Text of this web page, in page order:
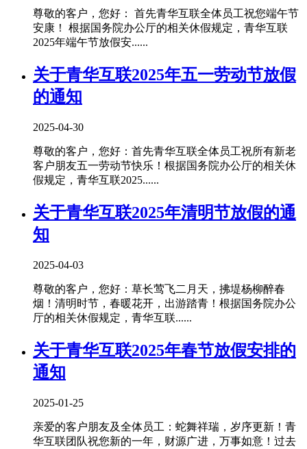
尊敬的客户，您好： 首先青华互联全体员工祝您端午节
安康！ 根据国务院办公厅的相关休假规定，青华互联
2025年端午节放假安......
关于青华互联2025年五一劳动节放假
的通知
2025-04-30
尊敬的客户，您好：首先青华互联全体员工祝所有新老
客户朋友五一劳动节快乐！根据国务院办公厅的相关休
假规定，青华互联2025......
关于青华互联2025年清明节放假的通
知
2025-04-03
尊敬的客户，您好：草长莺飞二月天，拂堤杨柳醉春
烟！清明时节，春暖花开，出游踏青！根据国务院办公
厅的相关休假规定，青华互联......
关于青华互联2025年春节放假安排的
通知
2025-01-25
亲爱的客户朋友及全体员工：蛇舞祥瑞，岁序更新！青
华互联团队祝您新的一年，财源广进，万事如意！过去